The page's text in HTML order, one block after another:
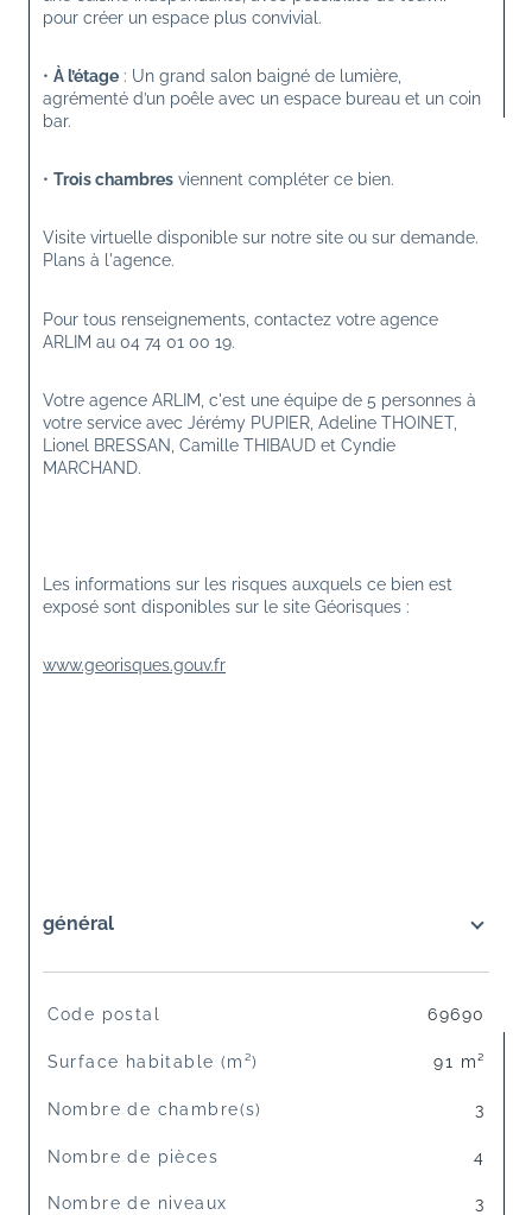
pour créer un espace plus convivial.
• À l’étage : Un grand salon baigné de lumière,
agrémenté d’un poêle avec un espace bureau et un coin
bar.
• Trois chambres viennent compléter ce bien.
Visite virtuelle disponible sur notre site ou sur demande.
Plans à l'agence.
Pour tous renseignements, contactez votre agence
ARLIM au 04 74 01 00 19.
Votre agence ARLIM, c'est une équipe de 5 personnes à
votre service avec Jérémy PUPIER, Adeline THOINET,
Lionel BRESSAN, Camille THIBAUD et Cyndie
MARCHAND.
Les informations sur les risques auxquels ce bien est
exposé sont disponibles sur le site Géorisques :
www.georisques.gouv.fr
général
TRAD_SIROCCO_Caracteristique
Code postal 69690
Surface habitable (m²) 91 m²
Nombre de chambre(s) 3
Nombre de pièces 4
Nombre de niveaux 3